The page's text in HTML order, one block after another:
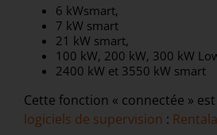
6 kWsmart,
7 kW smart
21 kW smart,
100 kW, 200 kW, 300 kW
2400 kW et 3550 kW smart
Cette fonction « connectée »
logiciels de supervision :